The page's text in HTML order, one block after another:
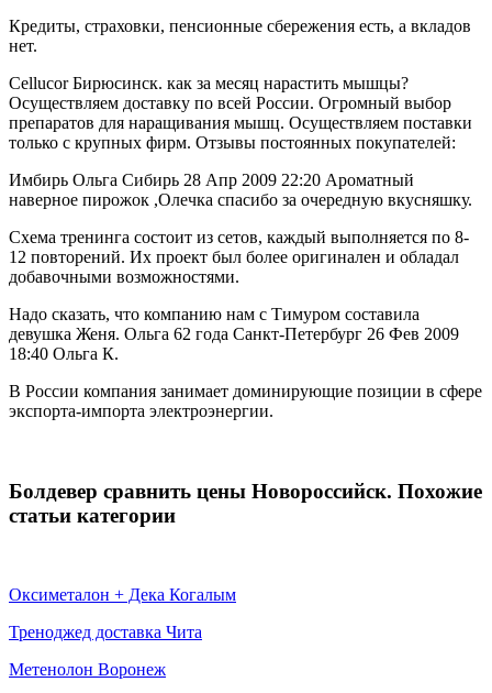
Кредиты, страховки, пенсионные сбережения есть, а вкладов
нет.
Cellucor Бирюсинск. как за месяц нарастить мышцы?
Осуществляем доставку по всей России. Огромный выбор
препаратов для наращивания мышц. Осуществляем поставки
только с крупных фирм. Отзывы постоянных покупателей:
Имбирь Ольга Сибирь 28 Апр 2009 22:20 Ароматный
наверное пирожок ,Олечка спасибо за очередную вкусняшку.
Схема тренинга состоит из сетов, каждый выполняется по 8-
12 повторений. Их проект был более оригинален и обладал
добавочными возможностями.
Надо сказать, что компанию нам с Тимуром составила
девушка Женя. Ольга 62 года Санкт-Петербург 26 Фев 2009
18:40 Ольга К.
В России компания занимает доминирующие позиции в сфере
экспорта-импорта электроэнергии.
Болдевер сравнить цены Новороссийск. Похожие
статьи категории
Оксиметалон + Дека Когалым
Треноджед доставка Чита
Метенолон Воронеж